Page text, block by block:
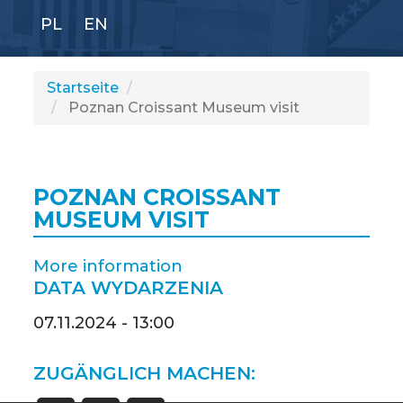
PL
EN
Startseite
Poznan Croissant Museum visit
DATA WYDARZENIA
07.11.2024 - 13:00
ZUGÄNGLICH MACHEN:
POZNAN CROISSANT
MUSEUM VISIT
More information